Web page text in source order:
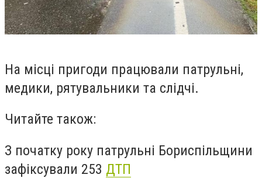
На місці пригоди працювали патрульні,
медики, рятувальники та слідчі.
Читайте також:
З початку року патрульні Бориспільщини
зафіксували 253 ДТП